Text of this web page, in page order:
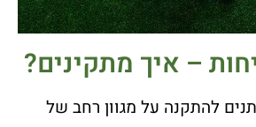
– איך מתקינים?
להתקנה על מגוון רחב של